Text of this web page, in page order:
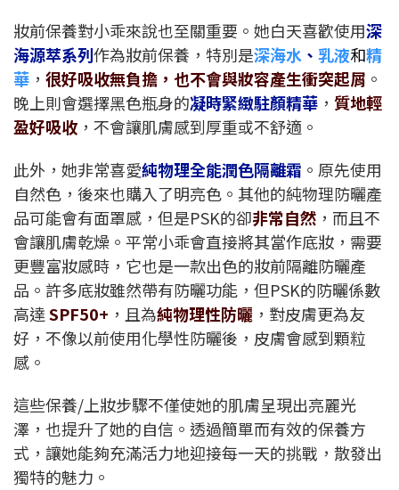
妝前保養對小乖來說也至關重要。她白天喜歡使用深
海源萃系列作為妝前保養，特別是深海水 、 乳液和精
華 ， 很好吸收無負擔，也不會與妝容產生衝突起屑 。
晚上則會選擇黑色瓶身的凝時緊緻駐顏精華 ， 質地輕
盈好吸收 ，不會讓肌膚感到厚重或不舒適。
此外，她非常喜愛純物理全能潤色隔離霜 。原先使用
自然色，後來也購入了明亮色。其他的純物理防曬產
品可能會有面罩感，但是PSK的卻非常自然 ，而且不
會讓肌膚乾燥。平常小乖會直接將其當作底妝，需要
更豐富妝感時，它也是一款出色的妝前隔離防曬產
品。許多底妝雖然帶有防曬功能，但PSK的防曬係數
高達SPF50+ ，且為純物理性防曬 ，對皮膚更為友
好，不像以前使用化學性防曬後，皮膚會感到顆粒
感。
這些保養/上妝步驟不僅使她的肌膚呈現出亮麗光
澤，也提升了她的自信。透過簡單而有效的保養方
式，讓她能夠充滿活力地迎接每一天的挑戰，散發出
獨特的魅力。